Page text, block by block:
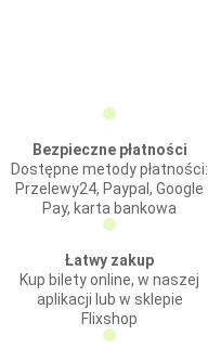
Bezpieczne płatności
Dostępne metody płatności:
Przelewy24, Paypal, Google
Pay, karta bankowa
Łatwy zakup
Kup bilety online, w naszej
aplikacji lub w sklepie
Flixshop